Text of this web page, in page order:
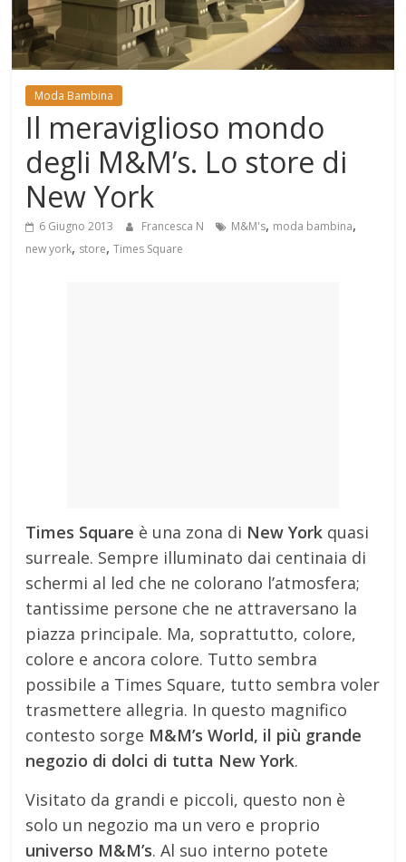
Mondo
Moda Bambina
Il meraviglioso mondo
degli M&M’s. Lo store di
New York
6 Giugno 2013 Francesca N M&M's, moda bambina,
new york, store,Times Square
Times Square è una zona di New York quasi
surreale. Sempre illuminato dai centinaia di
schermi al led che ne colorano l’atmosfera;
tantissime persone che ne attraversano la
piazza principale. Ma, soprattutto, colore,
colore e ancora colore. Tutto sembra
possibile a Times Square, tutto sembra voler
trasmettere allegria. In questo magnifico
contesto sorge M&M’s World, il più grande
negozio di dolci di tutta New York.
Visitato da grandi e piccoli, questo non è
solo un negozio ma un vero e proprio
universo M&M’s. Al suo interno potete